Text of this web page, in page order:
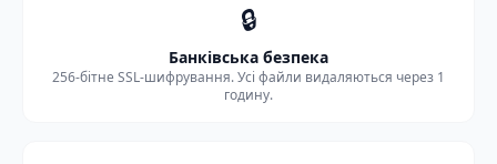
🔒
Банківська безпека
256-бітне SSL-шифрування. Усі файли видаляються через 1
годину.